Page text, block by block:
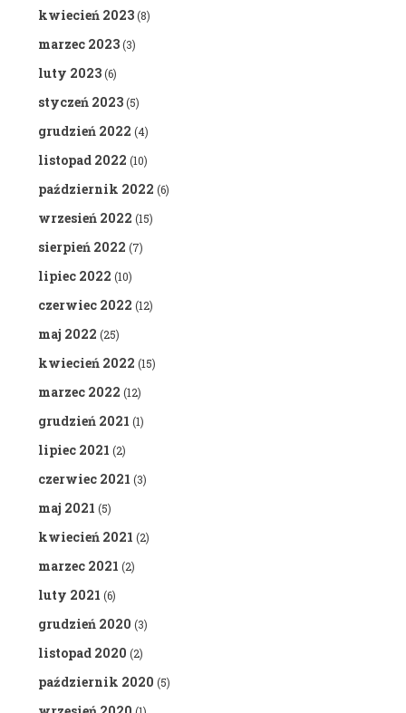
kwiecień 2023(8)
marzec 2023(3)
luty 2023(6)
styczeń 2023(5)
grudzień 2022 (4)
listopad 2022 (10)
październik 2022 (6)
wrzesień 2022 (15)
sierpień 2022 (7)
lipiec 2022 (10)
czerwiec 2022 (12)
maj 2022 (25)
kwiecień 2022 (15)
marzec 2022 (12)
grudzień 2021 (1)
lipiec 2021 (2)
czerwiec 2021 (3)
maj 2021 (5)
kwiecień 2021 (2)
marzec 2021 (2)
luty 2021 (6)
grudzień 2020 (3)
listopad 2020 (2)
październik 2020 (5)